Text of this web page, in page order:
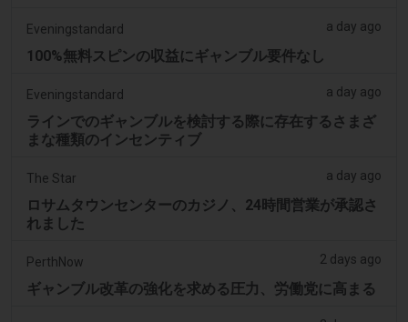
Eveningstandard a day ago
100%無料スピンの収益にギャンブル要件なし
Eveningstandard a day ago
ラインでのギャンブルを検討する際に存在するさまざ
まな種類のインセンティブ
The Star a day ago
ロサムタウンセンターのカジノ、24時間営業が承認さ
れました
PerthNow 2 days ago
ギャンブル改革の強化を求める圧力、労働党に高まる